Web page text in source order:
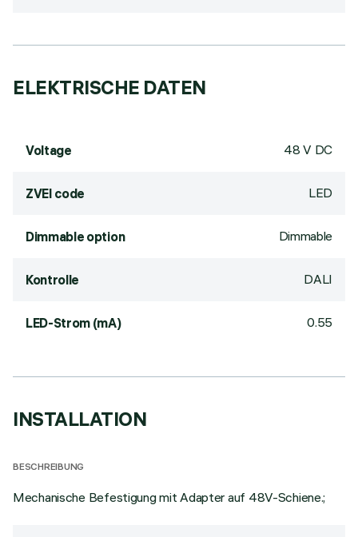
ELEKTRISCHE DATEN
Voltage 48 V DC
ZVEI code LED
Dimmable option Dimmable
Kontrolle DALI
LED-Strom (mA) 0.55
INSTALLATION
BESCHREIBUNG
Mechanische Befestigung mit Adapter auf 48V-Schiene.;